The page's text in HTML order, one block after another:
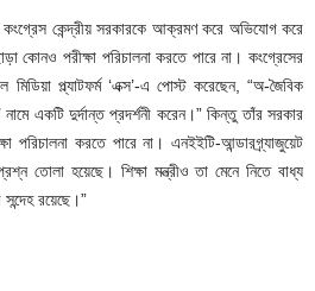
কংগ্রেস কেন্দ্রীয় সরকারকে আক্রমণ করে অভিযোগ করে
কোনও পরীক্ষা পরিচালনা করতে পারে না। কংগ্রেসের
প্ল্যাটফর্ম ‘এক্স’-এ পোস্ট করেছেন, “অ-জৈবিক
নামে একটি দুর্দান্ত প্রদর্শনী করেন।” কিন্তু তাঁর সরকার
পরিচালনা করতে পারে না। এনইইটি-আন্ডারগ্র্যাজুয়েট
তোলা হয়েছে। শিক্ষা মন্ত্রীও তা মেনে নিতে বাধ্য
রয়েছে।”